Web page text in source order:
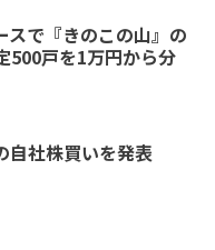
スで『きのこの山』の
500戸を1万円から分
自社株買いを発表